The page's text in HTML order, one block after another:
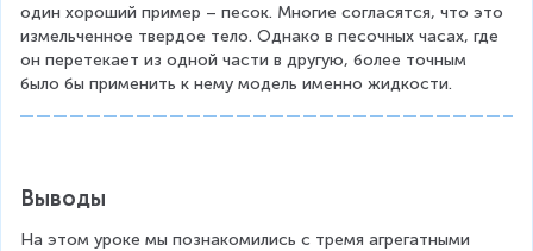
один хороший пример – песок. Многие согласятся, что это
измельченное твердое тело. Однако в песочных часах, где
он перетекает из одной части в другую, более точным
было бы применить к нему модель именно жидкости.
Выводы
На этом уроке мы познакомились с тремя агрегатными